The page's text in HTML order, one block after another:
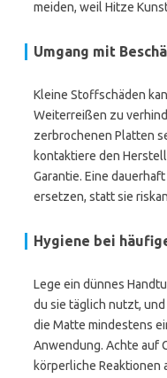
meiden, weil Hitze
Umgang mit
Kleine Stoffschäden
Weiterreißen zu
zerbrochenen Platten
kontaktiere den
Garantie. Eine
ersetzen, statt sie
Hygiene bei
Lege ein dünnes
du sie täglich nutzt,
die Matte mindestens
Anwendung. Achte auf
körperliche Reaktionen